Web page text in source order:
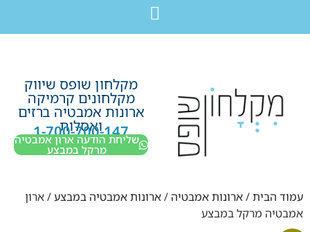
מקלחון שופס שיווק
מקלחונים קרמיקה
ארונות אמבטיה ברזים
ואסלות
1-700-700-147
שליחת הודעה ארון אמבטיה
מרקל במבצע
עמוד הבית/ארונות אמבטיה /ארונות אמבטיה במבצע/ ארון
אמבטיה מרקל במבצע